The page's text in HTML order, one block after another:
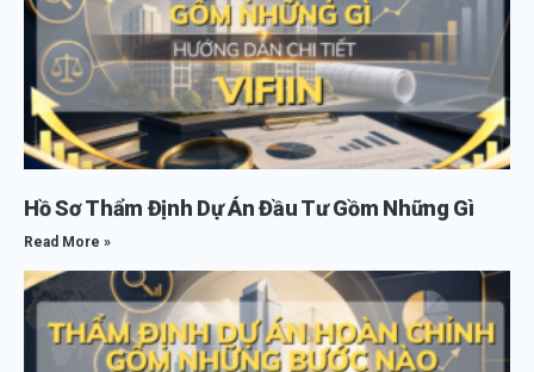
Hồ Sơ Thẩm Định Dự Án Đầu Tư Gồm Những Gì
Read More »